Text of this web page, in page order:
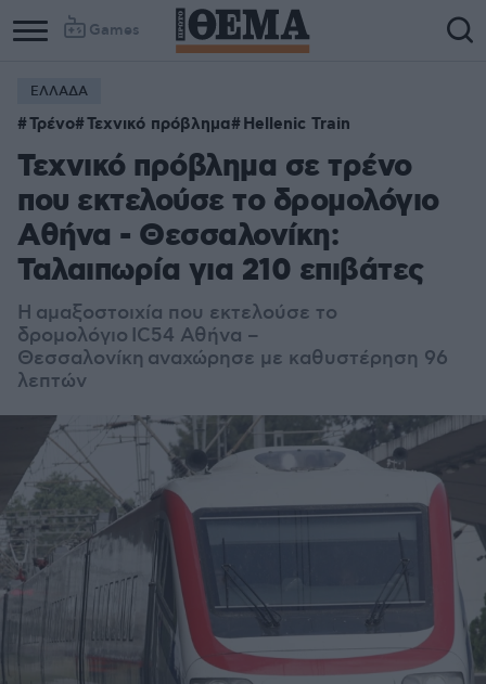
Games
ΕΛΛΑΔΑ
Τρένο Τεχνικό πρόβλημα Hellenic Train
Τεχνικό πρόβλημα σε τρένο
που εκτελούσε το δρομολόγιο
Αθήνα - Θεσσαλονίκη:
Ταλαιπωρία για 210 επιβάτες
Η αμαξοστοιχία που εκτελούσε το
δρομολόγιο IC54 Αθήνα –
Θεσσαλονίκη αναχώρησε με καθυστέρηση 96
λεπτών